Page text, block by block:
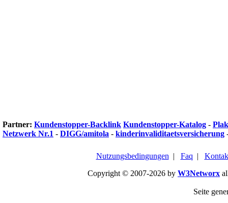
Partner: Kundenstopper-Backlink Kundenstopper-Katalog -
Netzwerk Nr.1 - DIGG/amitola - kinderinvaliditaetsversicherung
Nutzungsbedingungen | Faq |
Copyright © 2007-2026 by W3Networx
Seite